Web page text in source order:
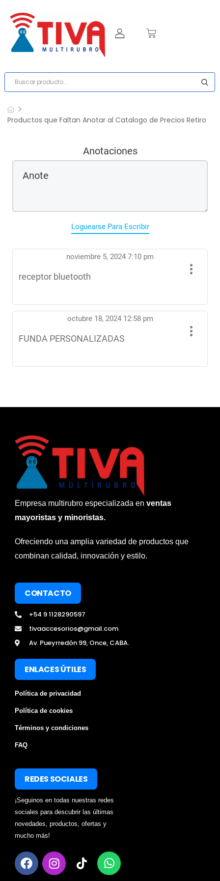
Productos que Faltan Anotar al Catalogo de Precios Retiro
Anotaciones
Loguearse Para Escribir
noviembre 5, 2024 7:10 pm
receptor bluetooth
octubre 18, 2024 12:58 pm
FUNDA PERSONALIZADAS
Empresa multirubro especializada en ventas
mayoristas y minoristas.
Ofreciendo una amplia variedad de productos que
combinan calidad, innovación y estilo.
CONTACTO
+54 9 1128290597
tivaaccesorios@gmail.com
Av. Pueyrredón 99, Once, CABA.
ENLACES ÚTILES
Política de privacidad
Política de cookies
Términos y condiciones
FAQ
REDES SOCIALES
¡Seguinos en todas nuestras redes
sociales para descubrir las últimas
novedades, productos, ofertas y
mucho más!